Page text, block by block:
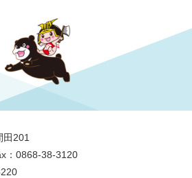
田201
：0868-38-3120